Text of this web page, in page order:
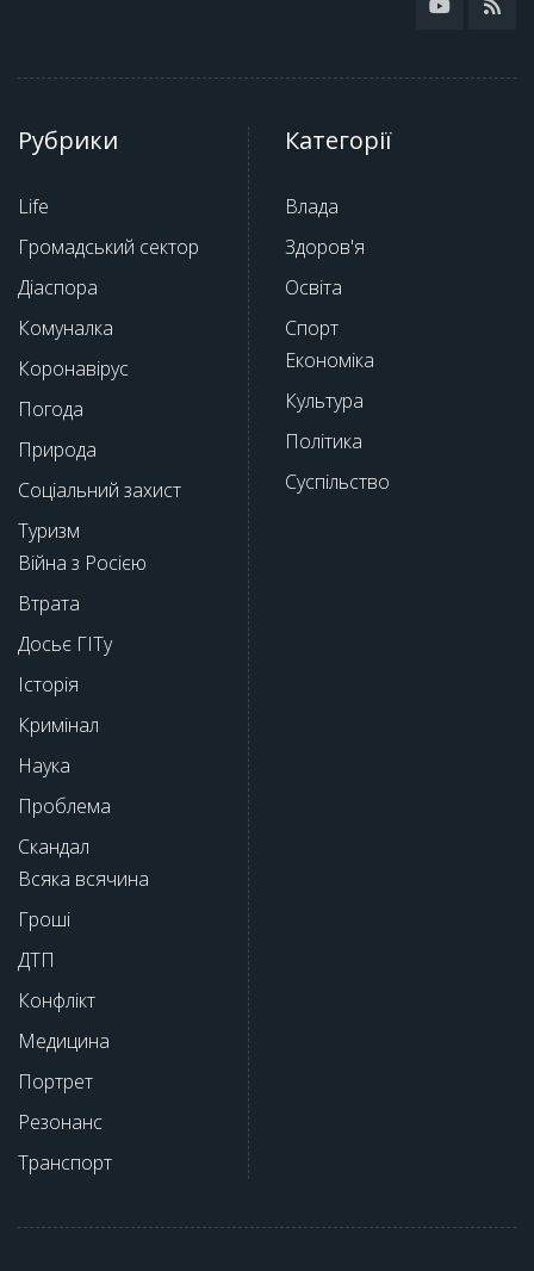
Рубрики
Life
Громадський сектор
Діаспора
Комуналка
Коронавірус
Погода
Природа
Соціальний захист
Туризм
Війна з Росією
Втрата
Досьє ГІТу
Історія
Кримінал
Наука
Проблема
Скандал
Всяка всячина
Гроші
ДТП
Конфлікт
Медицина
Портрет
Резонанс
Транспорт
Категорії
Влада
Здоров'я
Освіта
Спорт
Економіка
Культура
Політика
Суспільство